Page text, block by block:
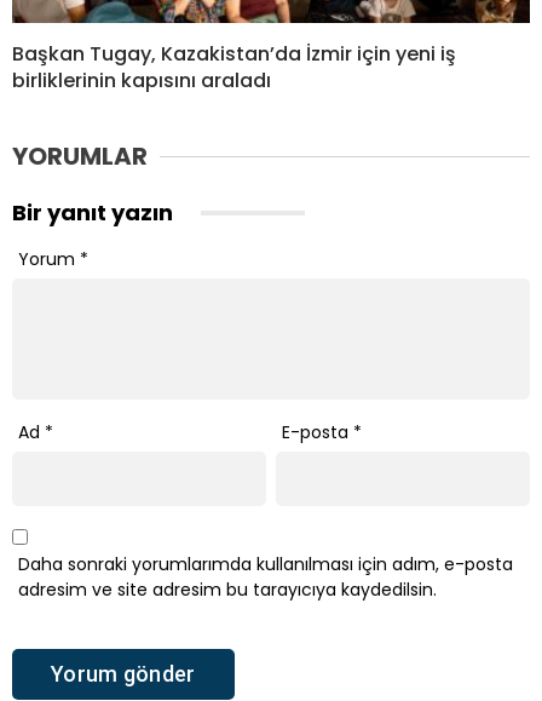
Başkan Tugay, Kazakistan’da İzmir için yeni iş
birliklerinin kapısını araladı
YORUMLAR
Bir yanıt yazın
Yorum *
Ad * E-posta *
Daha sonraki yorumlarımda kullanılması için adım, e-posta
adresim ve site adresim bu tarayıcıya kaydedilsin.